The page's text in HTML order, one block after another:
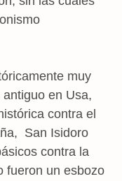
muy
en Usa,
contra el
San Isidoro
contra la
fueron un esbozo